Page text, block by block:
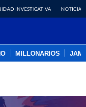
INVESTIGATIVA NOTICIAS
MILLONARIOS